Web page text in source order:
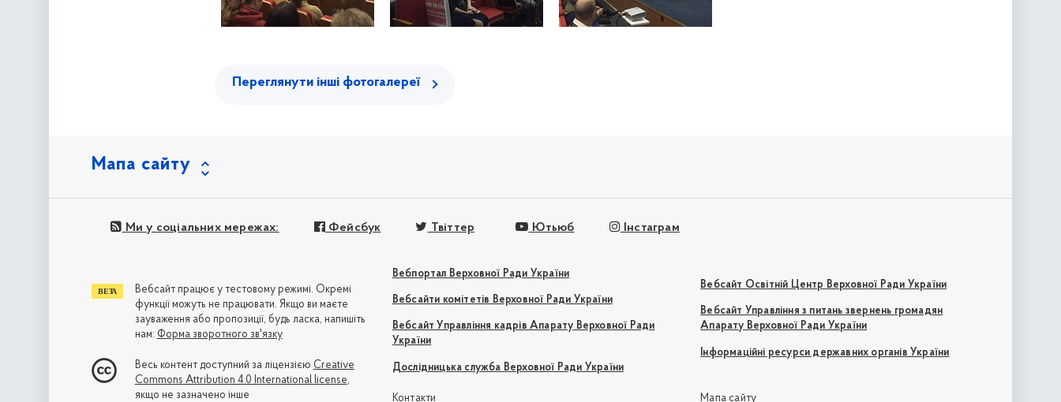
Переглянути інші фотогалереї
Мапа сайту
Ми у соціальних мережах: Фейсбук Твіттер Ютьюб Інстаграм
Вебпортал Верховної Ради України
Вебсайти комітетів Верховної Ради України
Вебсайт Управління кадрів Апарату Верховної Ради
України
Дослідницька служба Верховної Ради України
Вебсайт Освітній Центр Верховної Ради України
Вебсайт Управління з питань звернень громадян
Апарату Верховної Ради України
Інформаційні ресурси державних органів України
Контакти Мапа сайту
Вебсайт працює у тестовому режимі. Окремі
функції можуть не працювати. Якщо ви маєте
зауваження або пропозиції, будь ласка, напишіть
нам: Форма зворотного зв'язку
Весь контент доступний за ліцензією Creative
Commons Attribution 4.0 International license,
якщо не зазначено інше